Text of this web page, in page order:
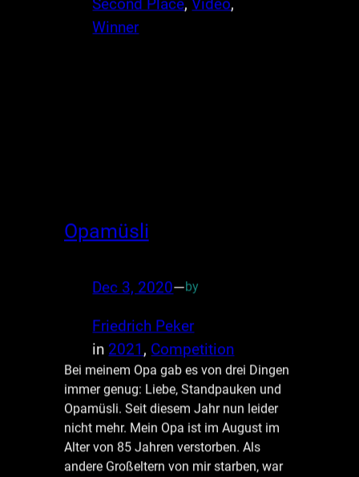
Winner
Opamüsli
Dec 3, 2020—by
Friedrich Peker
in 2021 Competition
Bei meinem Opa gab es von drei Dingen
immer genug: Liebe, Standpauken und
Opamüsli. Seit diesem Jahr nun leider
nicht mehr. Mein Opa ist im August im
Alter von 85 Jahren verstorben. Als
andere Großeltern von mir starben, war